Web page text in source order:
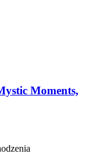
Moments,